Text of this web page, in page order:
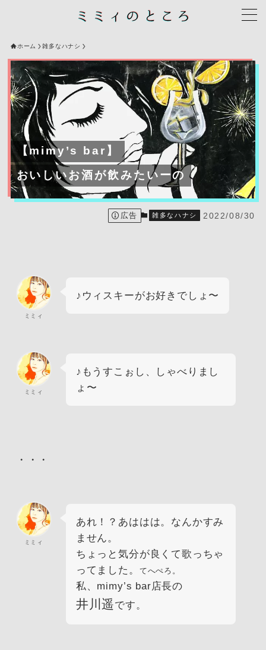
ホーム 雑多なハナシ
【mimy’s bar】
おいしいお酒が飲みたいーの
広告 雑多なハナシ 2022/08/30
ミミィ
♪ウィスキーがお好きでしょ〜
ミミィ
♪もうすこぉし、しゃべりまし
ょ〜
・・・
ミミィ
あれ！？あははは。なんかすみ
ません。
ちょっと気分が良くて歌っちゃ
ってました。
てへぺろ。
私、mimy’s bar店長の
井川遥です。